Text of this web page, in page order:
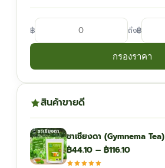
฿ ถึง฿
กรองราคา
สินค้าขายดี
ชาเชียงดา (Gymnema Tea)
฿44.10 – ฿116.10Price